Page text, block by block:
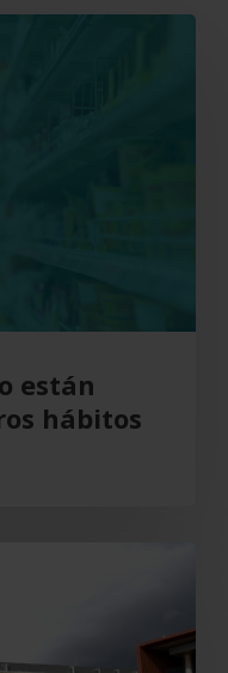
están
hábitos